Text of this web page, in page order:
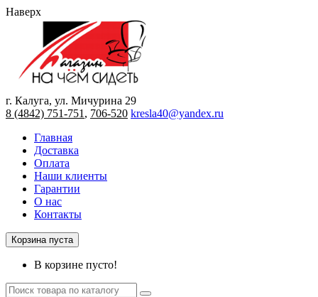
Наверх
г. Калуга, ул. Мичурина 29
8 (4842) 751-751 , 706-520 kresla40@yandex.ru
Главная
Доставка
Оплата
Наши клиенты
Гарантии
О нас
Контакты
Корзина пуста
В корзине пусто!